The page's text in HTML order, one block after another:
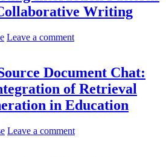
Writing
Leave a comment
Document Chat:
of Retrieval
in Education
Leave a comment